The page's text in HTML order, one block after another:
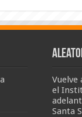
Vuelve
el
Santa